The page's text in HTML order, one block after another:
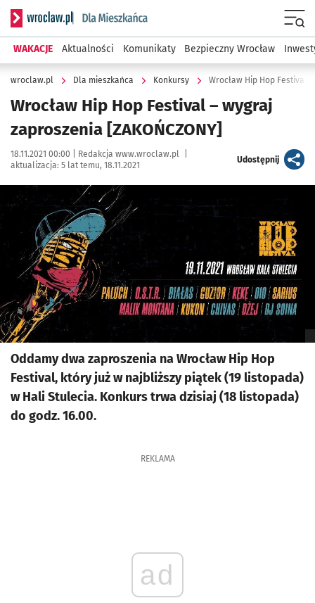
Serwis informacyjny wroclaw.pl podserwis: Dla mieszkańca
WAKACJE Aktualności Komunikaty Bezpieczny Wrocław
wroclaw.pl Dla mieszkańca Konkursy Wrocław Hip Hop Festival
Wrocław Hip Hop Festival – wygraj
zaproszenia [ZAKOŃCZONY]
Data publikacji:
18.11.2021 00:00 | Autor:
Redakcja www.wroclaw.pl
aktualizacja: 5 lat temu, 18.11.2021
Udostępnijartykuł
Kliknij, aby powiększyć
Oddamy dwa zaproszenia na Wrocław Hip Hop
Festival, który już w najbliższy piątek (19 listopada)
w Hali Stulecia. Konkurs trwa dzisiaj (18 listopada)
do godz. 16.00.
REKLAMA
ad